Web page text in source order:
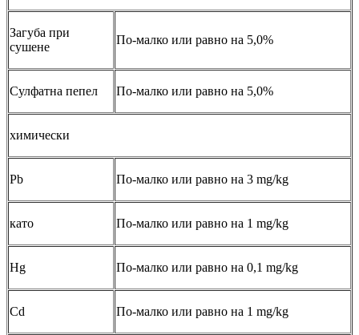
Загуба при
сушене
По-малко или равно на 5,0%
Сулфатна пепел По-малко или равно на 5,0%
химически
Pb По-малко или равно на 3 mg/kg
като По-малко или равно на 1 mg/kg
Hg По-малко или равно на 0,1 mg/kg
Cd По-малко или равно на 1 mg/kg